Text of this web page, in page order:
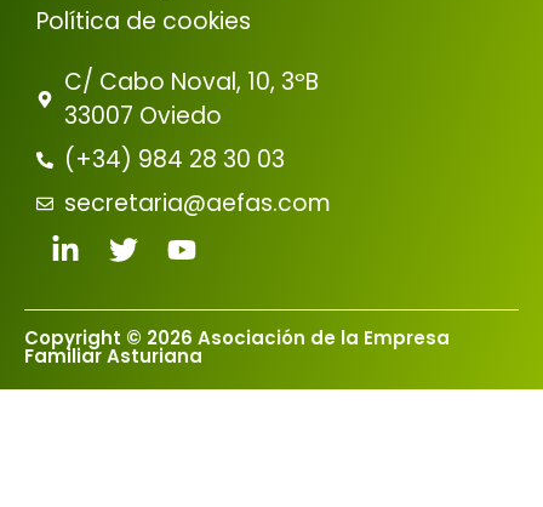
Política de cookies
C/ Cabo Noval, 10, 3ºB
33007 Oviedo
(+34) 984 28 30 03
secretaria@aefas.com
Copyright © 2026 Asociación de la Empresa
Familiar Asturiana